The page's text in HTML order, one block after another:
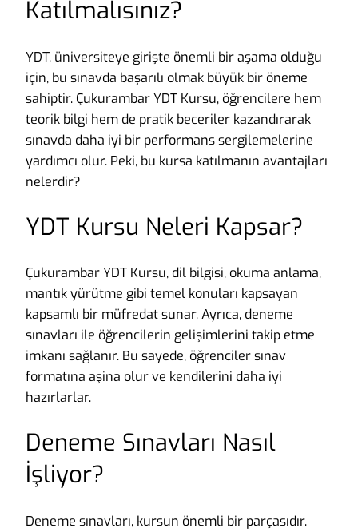
Katılmalısınız?
YDT, üniversiteye girişte önemli bir aşama olduğu
için, bu sınavda başarılı olmak büyük bir öneme
sahiptir. Çukurambar YDT Kursu, öğrencilere hem
teorik bilgi hem de pratik beceriler kazandırarak
sınavda daha iyi bir performans sergilemelerine
yardımcı olur. Peki, bu kursa katılmanın avantajları
nelerdir?
YDT Kursu Neleri Kapsar?
Çukurambar YDT Kursu, dil bilgisi, okuma anlama,
mantık yürütme gibi temel konuları kapsayan
kapsamlı bir müfredat sunar. Ayrıca, deneme
sınavları ile öğrencilerin gelişimlerini takip etme
imkanı sağlanır. Bu sayede, öğrenciler sınav
formatına aşina olur ve kendilerini daha iyi
hazırlarlar.
Deneme Sınavları Nasıl
İşliyor?
Deneme sınavları, kursun önemli bir parçasıdır.